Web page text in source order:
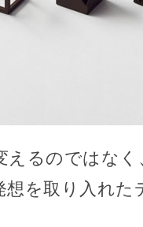
えるのではな
想を取り入れた